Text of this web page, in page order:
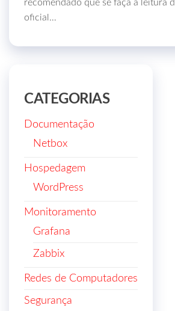
recomendado que se faça a leitura
oficial…
CATEGORIAS
Documentação
Netbox
Hospedagem
WordPress
Monitoramento
Grafana
Zabbix
Redes de Computadores
Segurança